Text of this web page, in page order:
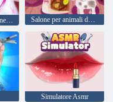
Truccatore del salone spa Salone per animali del piccolo panda
Simulatore Asmr